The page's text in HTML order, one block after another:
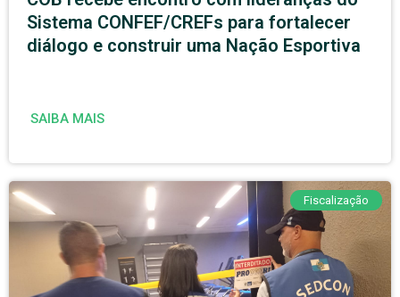
Sistema CONFEF/CREFs para fortalecer
diálogo e construir uma Nação Esportiva
SAIBA MAIS
Fiscalização